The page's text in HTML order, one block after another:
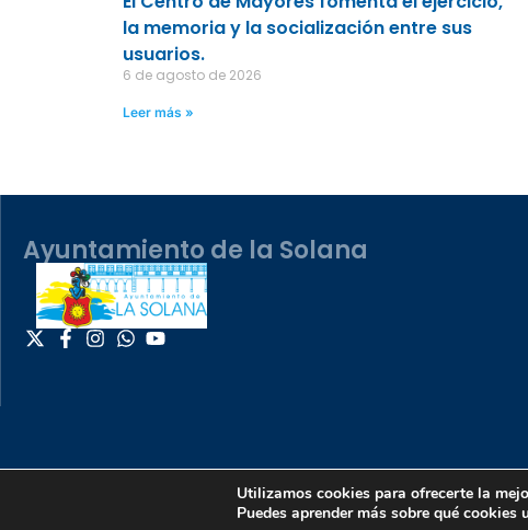
la memoria y la socialización entre sus
usuarios.
6 de agosto de 2026
Leer más »
Ayuntamiento de la Solana
Utilizamos cookies para ofrecerte la
Puedes aprender más sobre qué